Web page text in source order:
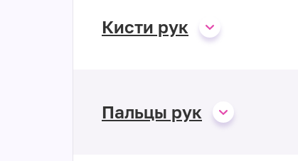
Кисти рук
Пальцы рук